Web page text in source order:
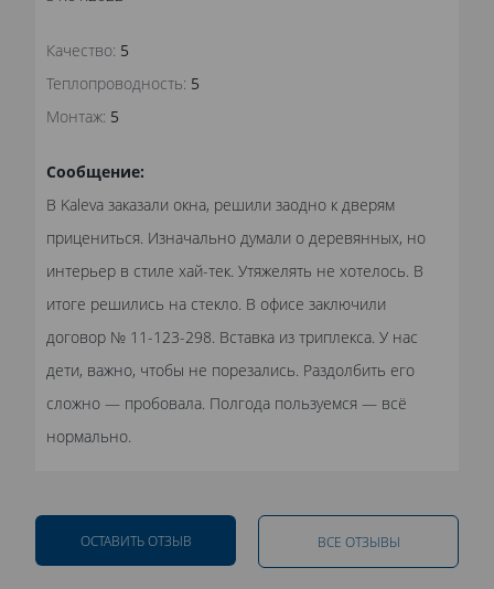
Качество: 5
Теплопроводность: 5
Монтаж: 5
Сообщение:
В Kaleva заказали окна, решили заодно к дверям
прицениться. Изначально думали о деревянных, но
интерьер в стиле хай-тек. Утяжелять не хотелось. В
итоге решились на стекло. В офисе заключили
договор № 11-123-298. Вставка из триплекса. У нас
дети, важно, чтобы не порезались. Раздолбить его
сложно — пробовала. Полгода пользуемся — всё
нормально.
ОСТАВИТЬ ОТЗЫВ ВСЕ ОТЗЫВЫ